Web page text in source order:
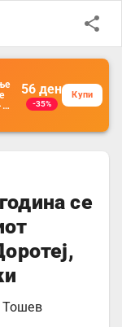
56 ден
-35%
Купи
се
Тошев